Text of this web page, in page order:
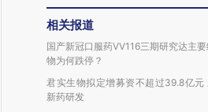
相关报道
国产新冠口服药VV116三期研究达主
物为何跌停？
君实生物拟定增募资不超过39.8亿元
新药研发